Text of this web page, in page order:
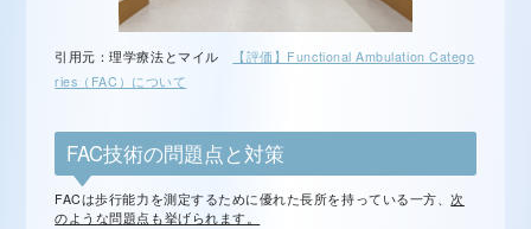
引用元：理学療法とマイル
【評価】Functional Ambulation Catego
ries（FAC）について
FAC技術の問題点と対策
FACは歩行能力を測定するために優れた長所を持っている一方、次
のような問題点も挙げられます。